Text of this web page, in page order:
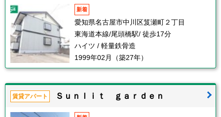
新着
愛知県名古屋市中川区笈瀬町２丁目
東海道本線/尾頭橋駅/ 徒歩17分
ハイツ / 軽量鉄骨造
1999年02月（築27年）
賃貸アパート Ｓｕｎｌｉｔ ｇａｒｄｅｎ